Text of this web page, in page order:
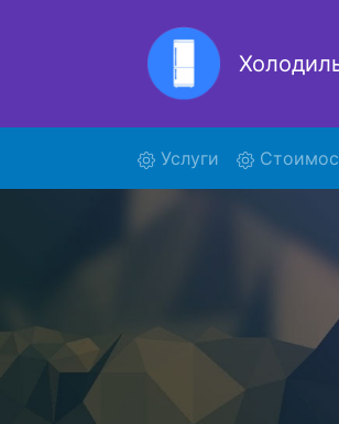
Услуги (current)